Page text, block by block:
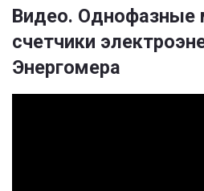
Видео. Однофазные
счетчики
Энергомера